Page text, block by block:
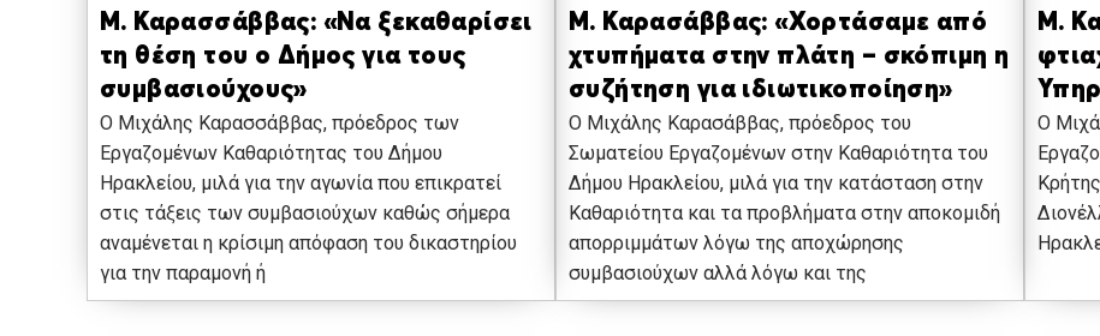
Μ. Καρασσάββας: «Να ξεκαθαρίσει
τη θέση του ο Δήμος για τους
συμβασιούχους»
Ο Μιχάλης Καρασσάββας, πρόεδρος των
Εργαζομένων Καθαριότητας του Δήμου
Ηρακλείου, μιλά για την αγωνία που επικρατεί
στις τάξεις των συμβασιούχων καθώς σήμερα
αναμένεται η κρίσιμη απόφαση του δικαστηρίου
για την παραμονή ή
Μ. Καρασάββας: «Χορτάσαμε από
χτυπήματα στην πλάτη – σκόπιμη η
συζήτηση για ιδιωτικοποίηση»
Ο Μιχάλης Καρασάββας, πρόεδρος του
Σωματείου Εργαζομένων στην Καθαριότητα του
Δήμου Ηρακλείου, μιλά για την κατάσταση στην
Καθαριότητα και τα προβλήματα στην αποκομιδή
απορριμμάτων λόγω της αποχώρησης
συμβασιούχων αλλά λόγω και της
Μ.
Ο